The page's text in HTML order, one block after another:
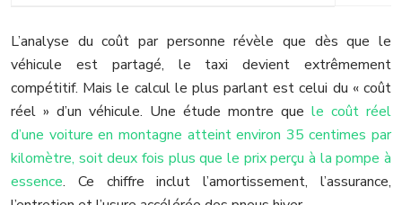
L’analyse du coût par personne révèle que dès que le
véhicule est partagé, le taxi devient extrêmement
compétitif. Mais le calcul le plus parlant est celui du « coût
réel » d’un véhicule. Une étude montre que le coût réel
d’une voiture en montagne atteint environ 35 centimes par
kilomètre, soit deux fois plus que le prix perçu à la pompe à
essence. Ce chiffre inclut l’amortissement, l’assurance,